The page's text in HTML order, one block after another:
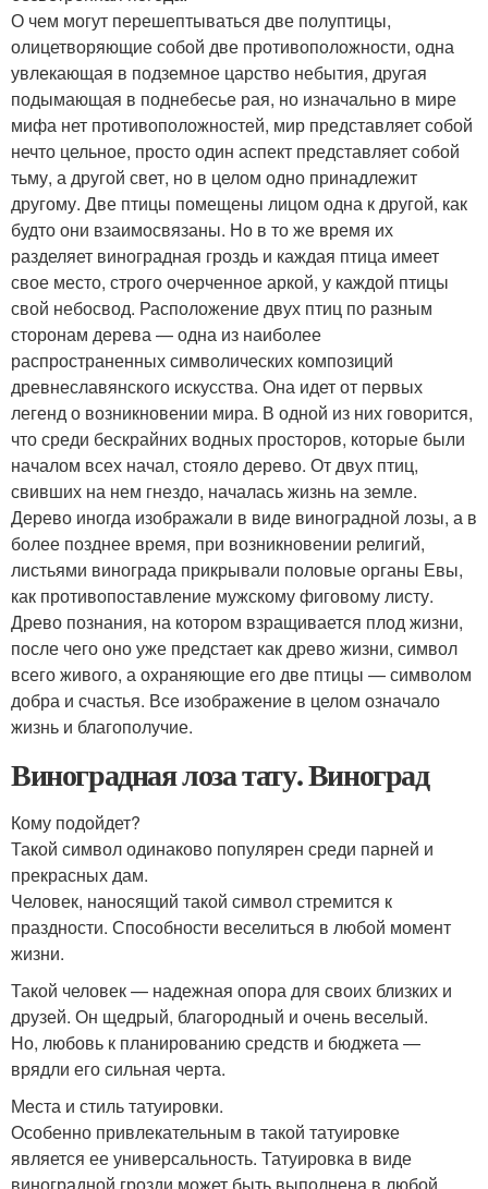
О чем могут перешептываться две полуптицы,
олицетворяющие собой две противоположности, одна
увлекающая в подземное царство небытия, другая
подымающая в поднебесье рая, но изначально в мире
мифа нет противоположностей, мир представляет собой
нечто цельное, просто один аспект представляет собой
тьму, а другой свет, но в целом одно принадлежит
другому. Две птицы помещены лицом одна к другой, как
будто они взаимосвязаны. Но в то же время их
разделяет виноградная гроздь и каждая птица имеет
свое место, строго очерченное аркой, у каждой птицы
свой небосвод. Расположение двух птиц по разным
сторонам дерева — одна из наиболее
распространенных символических композиций
древнеславянского искусства. Она идет от первых
легенд о возникновении мира. В одной из них говорится,
что среди бескрайних водных просторов, которые были
началом всех начал, стояло дерево. От двух птиц,
свивших на нем гнездо, началась жизнь на земле.
Дерево иногда изображали в виде виноградной лозы, а в
более позднее время, при возникновении религий,
листьями винограда прикрывали половые органы Евы,
как противопоставление мужскому фиговому листу.
Древо познания, на котором взращивается плод жизни,
после чего оно уже предстает как древо жизни, символ
всего живого, а охраняющие его две птицы — символом
добра и счастья. Все изображение в целом означало
жизнь и благополучие.
Виноградная лоза тату. Виноград
Кому подойдет?
Такой символ одинаково популярен среди парней и
прекрасных дам.
Человек, наносящий такой символ стремится к
праздности. Способности веселиться в любой момент
жизни.
Такой человек — надежная опора для своих близких и
друзей. Он щедрый, благородный и очень веселый.
Но, любовь к планированию средств и бюджета —
врядли его сильная черта.
Места и стиль татуировки.
Особенно привлекательным в такой татуировке
является ее универсальность. Татуировка в виде